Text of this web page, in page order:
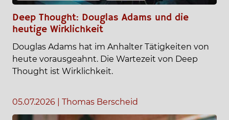
Deep Thought: Douglas Adams und die
heutige Wirklichkeit
Douglas Adams hat im Anhalter Tätigkeiten von
heute vorausgeahnt. Die Wartezeit von Deep
Thought ist Wirklichkeit.
05.07.2026 Thomas Berscheid